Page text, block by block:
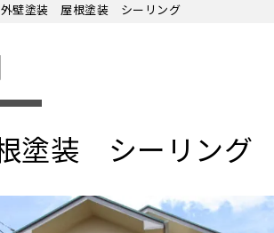
壁塗装 屋根塗装 シーリング
装 シーリング